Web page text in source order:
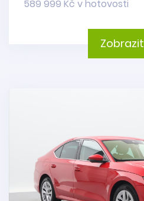
589 999 Kč v hotovosti